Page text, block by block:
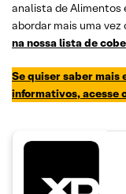
analista de Alimentos
abordar mais uma vez
na nossa lista de
Se quiser saber mais
informativos, acesse